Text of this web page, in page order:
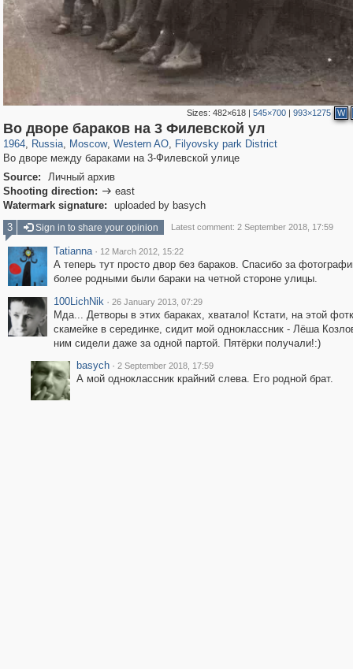
Sizes:482×618 |545×700 |993×1275 W
Во дворе бараков на 3 Филевской ул
1964, Russia
1,406,871 29,248
, Moscow
319,861 8,286
, Western AO
27,129 310
, Filyovsky park District
2,475 42
Во дворе между бараками на 3-Филевской улице
Source:
Личный архив
Shooting direction:  east
Watermark signature:
uploaded by basych
3
Sign in to share your opinion Latest comment: 2 September 2018, 17:59
Tatianna · 12 March 2012, 15:22
А теперь тут просто двор без бараков. Спасибо за
более родными были бараки на четной стороне улицы.
100LichNik · 26 January 2013, 07:29
Мда... Детворы в этих бараках, хватало! Кстати, на этой
скамейке в серединке, сидит мой одноклассник - Лёша
ним сидели даже за одной партой. Пятёрки получали!:)
basych · 2 September 2018, 17:59
А мой одноклассник крайний слева. Его родной брат.